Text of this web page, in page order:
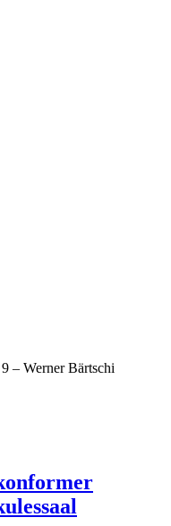
– Werner Bärtschi